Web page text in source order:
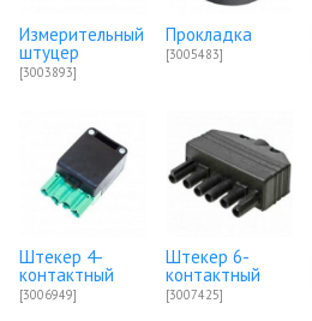
Измерительный
штуцер
[3003893]
Прокладка
[3005483]
Штекер 4-
контактный
[3006949]
Штекер 6-
контактный
[3007425]